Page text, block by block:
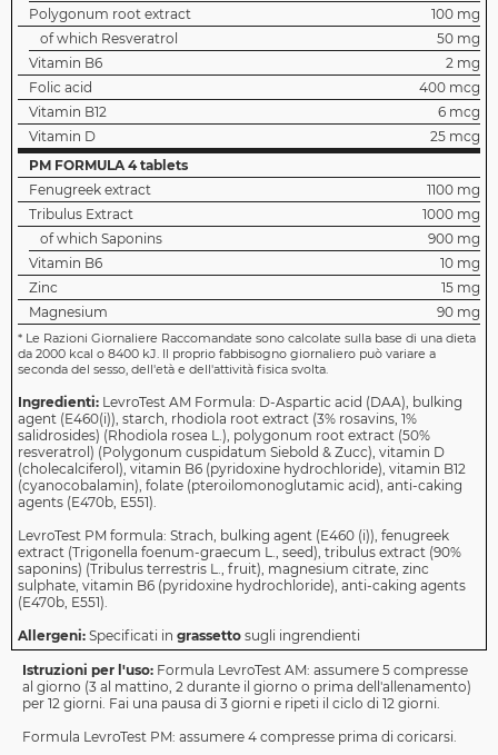
Polygonum root extract
100 mg
of which Resveratrol
50 mg
Vitamin B6
2 mg
Folic acid
400 mcg
Vitamin B12
6 mcg
Vitamin D
25 mcg
PM FORMULA 4 tablets
Fenugreek extract
1100 mg
Tribulus Extract
1000 mg
of which Saponins
900 mg
Vitamin B6
10 mg
Zinc
15 mg
Magnesium
90 mg
* Le Razioni Giornaliere Raccomandate sono calcolate sulla base di una dieta
da 2000 kcal o 8400 kJ. Il proprio fabbisogno giornaliero può variare a
seconda del sesso, dell'età e dell'attività fisica svolta.
Ingredienti: LevroTest AM Formula: D-Aspartic acid (DAA), bulking
agent (E460(i)), starch, rhodiola root extract (3% rosavins, 1%
salidrosides) (Rhodiola rosea L.), polygonum root extract (50%
resveratrol) (Polygonum cuspidatum Siebold & Zucc), vitamin D
(cholecalciferol), vitamin B6 (pyridoxine hydrochloride), vitamin B12
(cyanocobalamin), folate (pteroilomonoglutamic acid), anti-caking
agents (E470b, E551).
LevroTest PM formula: Strach, bulking agent (E460 (i)), fenugreek
extract (Trigonella foenum-graecum L., seed), tribulus extract (90%
saponins) (Tribulus terrestris L., fruit), magnesium citrate, zinc
sulphate, vitamin B6 (pyridoxine hydrochloride), anti-caking agents
(E470b, E551).
Allergeni: Specificati in grassetto sugli ingrendienti
Istruzioni per l'uso: Formula LevroTest AM: assumere 5 compresse
al giorno (3 al mattino, 2 durante il giorno o prima dell'allenamento)
per 12 giorni. Fai una pausa di 3 giorni e ripeti il ​​ciclo di 12 giorni.
Formula LevroTest PM: assumere 4 compresse prima di coricarsi.